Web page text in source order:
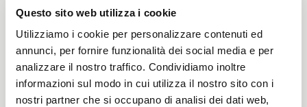
Questo sito web utilizza i cookie
Utilizziamo i cookie per personalizzare contenuti ed
annunci, per fornire funzionalità dei social media e per
analizzare il nostro traffico. Condividiamo inoltre
informazioni sul modo in cui utilizza il nostro sito con i
nostri partner che si occupano di analisi dei dati web,
Height
145/150 CM